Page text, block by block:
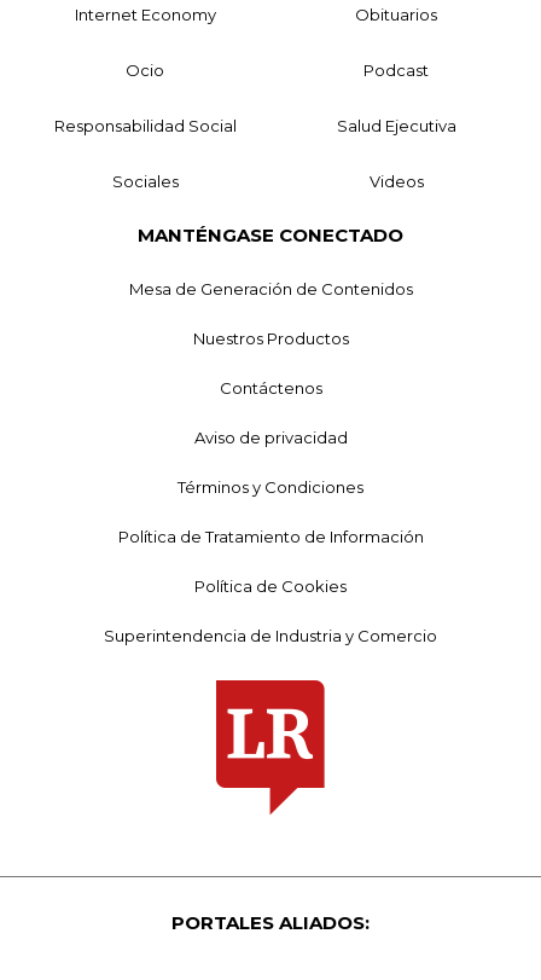
Internet Economy Obituarios
Ocio Podcast
Responsabilidad Social Salud Ejecutiva
Sociales Videos
MANTÉNGASE CONECTADO
Mesa de Generación de Contenidos
Nuestros Productos
Contáctenos
Aviso de privacidad
Términos y Condiciones
Política de Tratamiento de Información
Política de Cookies
Superintendencia de Industria y Comercio
PORTALES ALIADOS: